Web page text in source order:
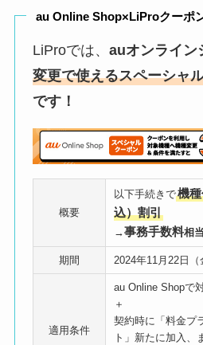
au Online Shop×LiProクーポ
LiProでは、auオンライン
変更で使えるスペーシャ
です！
概要
以下手続きで機
込）割引
→事務手数料相
期間 2024年11月22日
適用条件
au Online Shopで
＋
契約時に「料金プ
ト」新たに加入、